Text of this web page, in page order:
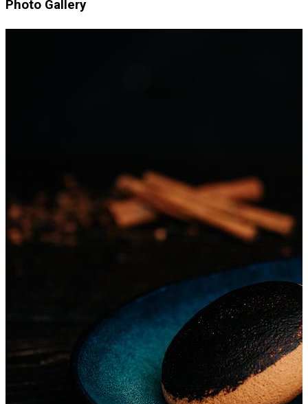
Photo Gallery